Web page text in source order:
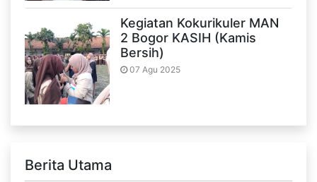
Kegiatan Kokurikuler MAN
2 Bogor KASIH (Kamis
Bersih)
07 Agu 2025
Berita Utama